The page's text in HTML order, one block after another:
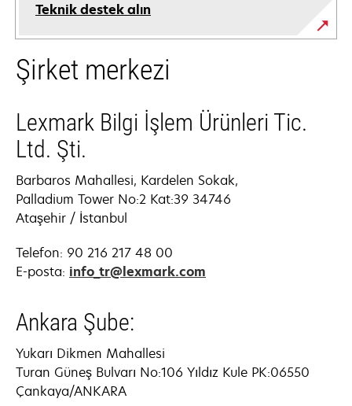
Teknik destek alın
opens
in
a
tab
Şirket merkezi
Lexmark Bilgi İşlem Ürünleri Tic.
Ltd. Şti.
Barbaros Mahallesi, Kardelen Sokak,
Palladium Tower No:2 Kat:39 34746
Ataşehir / İstanbul
Telefon: 90 216 217 48 00
E-posta: info_tr@lexmark.com
Ankara Şube:
Yukarı Dikmen Mahallesi
Turan Güneş Bulvarı No:106 Yıldız Kule PK:06550
Çankaya/ANKARA